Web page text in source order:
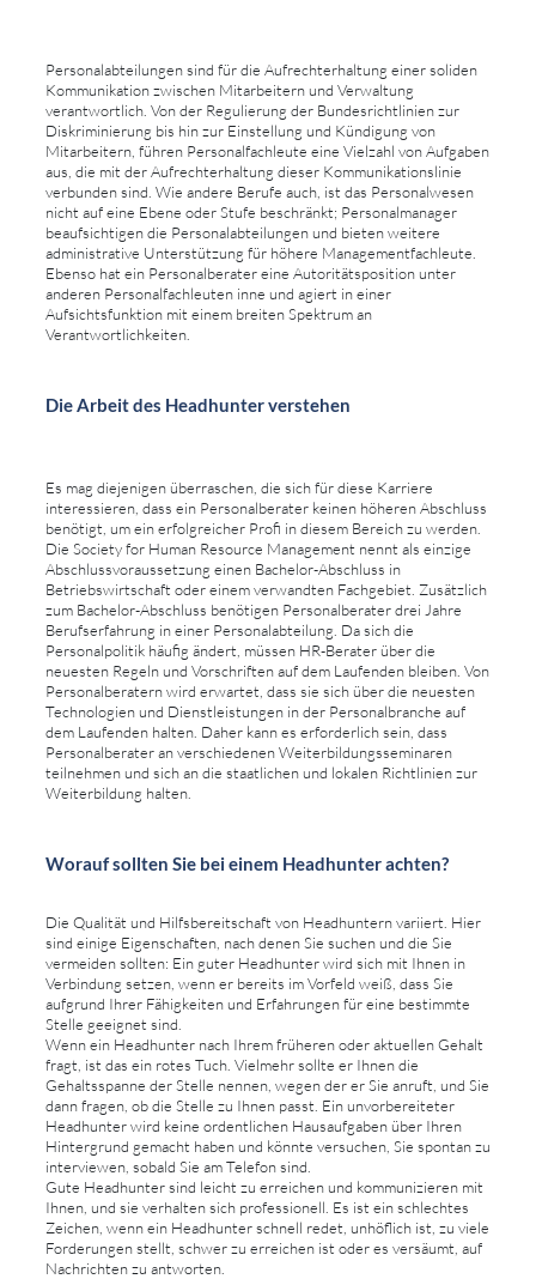
Personalabteilungen sind für die Aufrechterhaltung einer soliden
Kommunikation zwischen Mitarbeitern und Verwaltung
verantwortlich. Von der Regulierung der Bundesrichtlinien zur
Diskriminierung bis hin zur Einstellung und Kündigung von
Mitarbeitern, führen Personalfachleute eine Vielzahl von Aufgaben
aus, die mit der Aufrechterhaltung dieser Kommunikationslinie
verbunden sind. Wie andere Berufe auch, ist das Personalwesen
nicht auf eine Ebene oder Stufe beschränkt; Personalmanager
beaufsichtigen die Personalabteilungen und bieten weitere
administrative Unterstützung für höhere Managementfachleute.
Ebenso hat ein Personalberater eine Autoritätsposition unter
anderen Personalfachleuten inne und agiert in einer
Aufsichtsfunktion mit einem breiten Spektrum an
Verantwortlichkeiten.
Die Arbeit des Headhunter verstehen
Es mag diejenigen überraschen, die sich für diese Karriere
interessieren, dass ein Personalberater keinen höheren Abschluss
benötigt, um ein erfolgreicher Profi in diesem Bereich zu werden.
Die Society for Human Resource Management nennt als einzige
Abschlussvoraussetzung einen Bachelor-Abschluss in
Betriebswirtschaft oder einem verwandten Fachgebiet. Zusätzlich
zum Bachelor-Abschluss benötigen Personalberater drei Jahre
Berufserfahrung in einer Personalabteilung. Da sich die
Personalpolitik häufig ändert, müssen HR-Berater über die
neuesten Regeln und Vorschriften auf dem Laufenden bleiben. Von
Personalberatern wird erwartet, dass sie sich über die neuesten
Technologien und Dienstleistungen in der Personalbranche auf
dem Laufenden halten. Daher kann es erforderlich sein, dass
Personalberater an verschiedenen Weiterbildungsseminaren
teilnehmen und sich an die staatlichen und lokalen Richtlinien zur
Weiterbildung halten.
Worauf sollten Sie bei einem Headhunter achten?
Die Qualität und Hilfsbereitschaft von Headhuntern variiert. Hier
sind einige Eigenschaften, nach denen Sie suchen und die Sie
vermeiden sollten: Ein guter Headhunter wird sich mit Ihnen in
Verbindung setzen, wenn er bereits im Vorfeld weiß, dass Sie
aufgrund Ihrer Fähigkeiten und Erfahrungen für eine bestimmte
Stelle geeignet sind.
Wenn ein Headhunter nach Ihrem früheren oder aktuellen Gehalt
fragt, ist das ein rotes Tuch. Vielmehr sollte er Ihnen die
Gehaltsspanne der Stelle nennen, wegen der er Sie anruft, und Sie
dann fragen, ob die Stelle zu Ihnen passt. Ein unvorbereiteter
Headhunter wird keine ordentlichen Hausaufgaben über Ihren
Hintergrund gemacht haben und könnte versuchen, Sie spontan zu
interviewen, sobald Sie am Telefon sind.
Gute Headhunter sind leicht zu erreichen und kommunizieren mit
Ihnen, und sie verhalten sich professionell. Es ist ein schlechtes
Zeichen, wenn ein Headhunter schnell redet, unhöflich ist, zu viele
Forderungen stellt, schwer zu erreichen ist oder es versäumt, auf
Nachrichten zu antworten.